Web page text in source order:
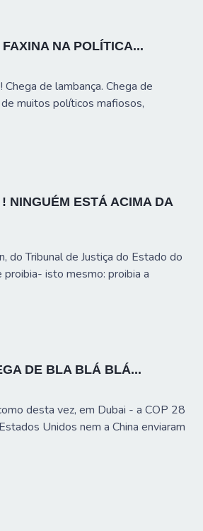
NA POLÍTICA...
de lambança. Chega de
muitos políticos mafiosos,
NINGUÉM ESTÁ ACIMA DA
do Tribunal de Justiça do Estado do
proibia- isto mesmo: proibia a
DE BLA BLÁ BLÁ...
desta vez, em Dubai - a COP 28
Unidos nem a China enviaram